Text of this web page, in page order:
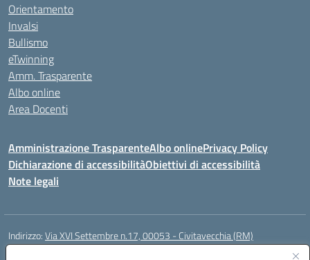
Orientamento
Invalsi
Bullismo
eTwinning
Amm. Trasparente
Albo online
Area Docenti
Amministrazione TrasparenteAlbo onlinePrivacy Policy
Dichiarazione di accessibilitàObiettivi di accessibilità
Note legali
Indirizzo:Via XVI Settembre n.17, 00053 - Civitavecchia (RM)
Centralino: